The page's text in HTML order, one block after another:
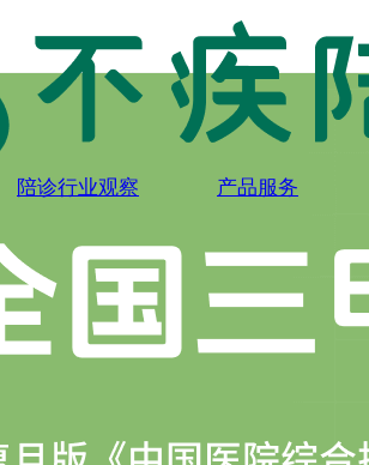
陪诊行业观察 产品服务